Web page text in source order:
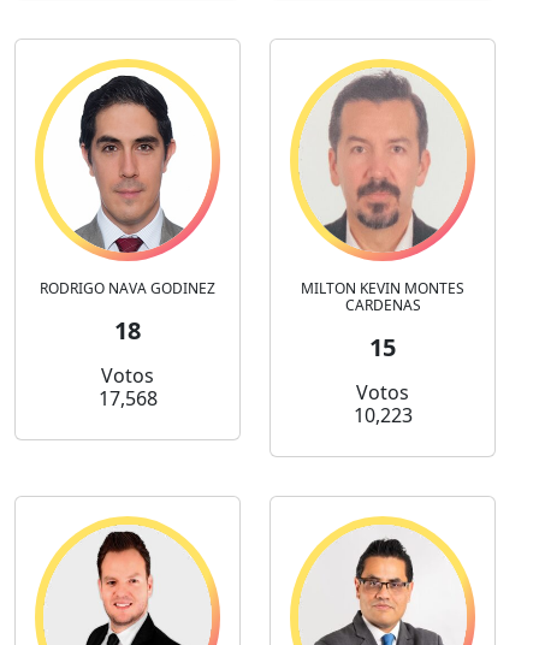
RODRIGO NAVA GODINEZ
18
Votos
17,568
MILTON KEVIN MONTES
CARDENAS
15
Votos
10,223